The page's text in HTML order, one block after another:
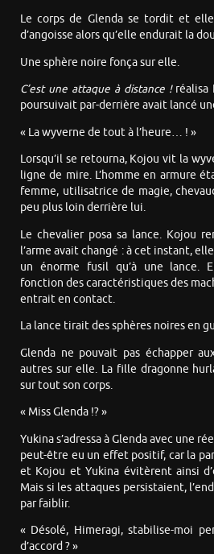
Le corps de Glenda se tordit et
d’angoisse alors qu’elle endurait la
Une sphère noire fonça sur elle.
C’est une attaque à distance !réalisa
poursuivait par-derrière avait lancé
« La wyverne de tout à l’heure… ! »
Lorsqu’il se retourna, Kojou vit la
ligne de mire. L’homme en armure
femme, utilisatrice de magie,
peu plus loin derrière lui.
Le chevalier posa sa lance. Kojou
l’arme avait changé : à cet instant,
un énorme fusil qu’à une lance.
fonction des caractéristiques des
entrait en contact.
La lance tirait des sphères noires en
Glenda ne pouvait pas échapper
autres sur elle. La fille dragonne
sur tout son corps.
« Miss Glenda !? »
Yukina s’adressa à Glenda avec une
peut-être eu un effet positif, car la
et Kojou et Yukina évitèrent ainsi
Mais si les attaques persistaient,
par faiblir.
« Désolé, Himeragi, stabilise-moi
d’accord ? »